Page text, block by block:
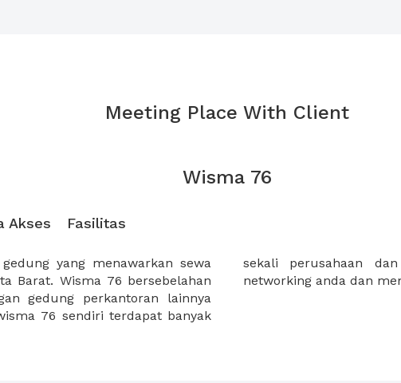
Meeting Place With Client
Wisma 76
Akses Fasilitas
yang menawarkan sewa
Barat. Wisma 76 bersebelahan
gedung perkantoran lainnya
76 sendiri terdapat banyak
up yang akan meningkatkan
networking anda dan